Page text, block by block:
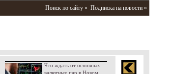
Поиск по сайту » Подписка на новости »
Что ждать от основных
валютных пар в Новом